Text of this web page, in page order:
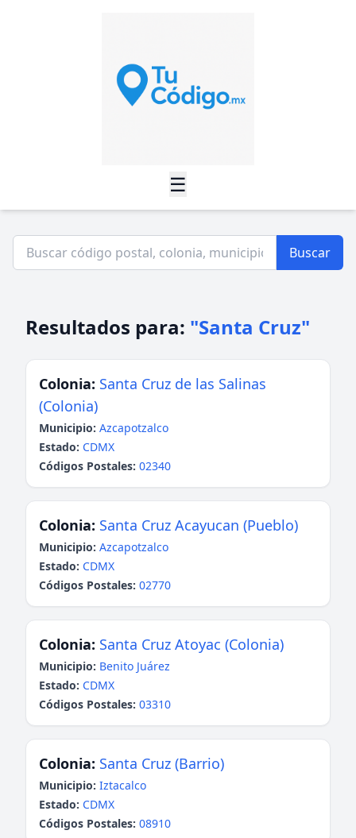
☰
Buscar
Resultados para: "Santa Cruz"
Colonia: Santa Cruz de las Salinas
(Colonia)
Municipio: Azcapotzalco
Estado: CDMX
Códigos Postales: 02340
Colonia: Santa Cruz Acayucan (Pueblo)
Municipio: Azcapotzalco
Estado: CDMX
Códigos Postales: 02770
Colonia: Santa Cruz Atoyac (Colonia)
Municipio: Benito Juárez
Estado: CDMX
Códigos Postales: 03310
Colonia: Santa Cruz (Barrio)
Municipio: Iztacalco
Estado: CDMX
Códigos Postales: 08910